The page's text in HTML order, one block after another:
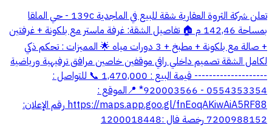
تعلن شركة الثروة العقارية شقة للبيع في الماجدية 139c - حي الملقا
بمساحة 142,46 م 🏠 تفاصيل الشقة: غرفة ماستر مع بلكونة + غرفتين
+ صالة مع بلكونة + مطبخ + 3 دورات مياه 🌟 المميزات : تحكم ذكي
لكامل الشقة تصميم داخلي راقي موقفين خاصين مرافق ترفيهية ورياضية
-------------------- قيمة البيع : 1,470,000 📞 للتواصل :
0554353354 - 920003566* 📍الموقع :
https://maps.app.goo.gl/fnEoqAKiwAiA5RF88 رقم الإعلان:
7200988152 رخصة فال :1200018448